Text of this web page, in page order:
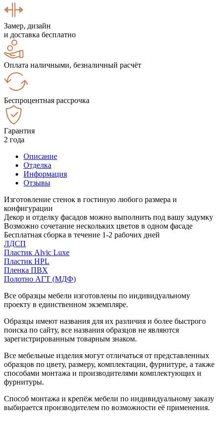
Замер, дизайн
и доставка бесплатно
Оплата наличными, безналичный расчёт
Беспроцентная рассрочка
Гарантия
2 года
Описание
Отделка
Информация
Отзывы
Изготовление стенок в гостиную любого размера и
конфигурации
Декор и отделку фасадов можно выполнить под вашу задумку
Возможно сочетание нескольких цветов в одном фасаде
Бесплатная сборка в течение 1-2 рабочих дней
ЛДСП
Пластик Alvic Luxe
Пластик HPL
Пленка ПВХ
Полотно АГТ (МДФ)
Все образцы мебели изготовлены по индивидуальному
проекту в единственном экземпляре.
Образцы имеют названия для их различия и более быстрого
поиска по сайту, все названия образцов не являются
зарегистрированным товарным знаком.
Все мебельные изделия могут отличаться от представленных
образцов по цвету, размеру, комплектации, фурнитуре, а также
способами монтажа и производителями комплектующих и
фурнитуры.
Способ монтажа и крепёж мебели по индивидуальному заказу
выбирается производителем по возможности её применения.